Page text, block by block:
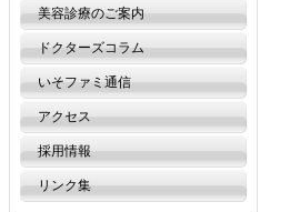
美容診療のご案内
ドクターズコラム
いそファミ通信
アクセス
採用情報
リンク集